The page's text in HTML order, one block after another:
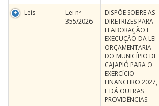
Leis
Lei nº
355/2026
DISPÕE SOBRE AS
DIRETRIZES PARA
ELABORAÇÃO E
EXECUÇÃO DA LEI
ORÇAMENTARIA
DO MUNICÍPIO DE
CAJAPIÓ PARA O
EXERCÍCIO
FINANCEIRO 2027,
E DÁ OUTRAS
PROVIDÊNCIAS.